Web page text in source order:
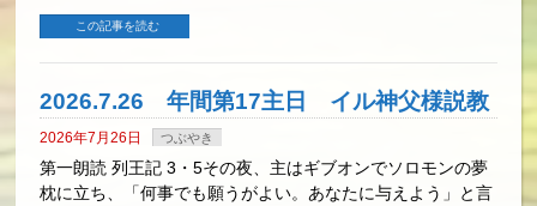
この記事を読む
2026.7.26 年間第17主日 イル神父様説教
2026年7月26日 つぶやき
第一朗読 列王記 3・5その夜、主はギブオンでソロモンの夢
枕に立ち、「何事でも願うがよい。あなたに与えよう」と言